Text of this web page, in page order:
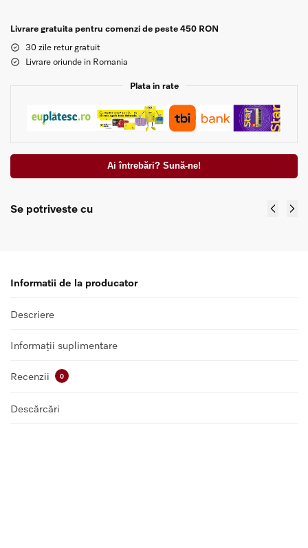
Livrare gratuita pentru comenzi de peste 450 RON
30 zile retur gratuit
Livrare oriunde in Romania
Plata in rate
Ai întrebări? Sună-ne!
Se potriveste cu
Informatii de la producator
Descriere
Informații suplimentare
Recenzii 0
Descărcări